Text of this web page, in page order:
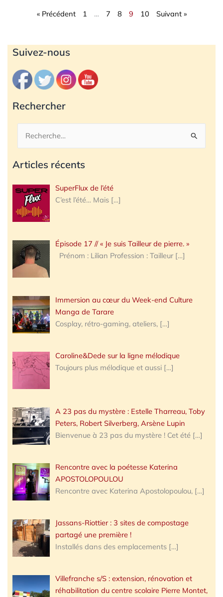
« Précédent 1 … 7 8 9 10 Suivant »
Suivez-nous
Rechercher
Rechercher :
Articles récents
SuperFlux de l’été
C’est l’été… Mais […]
Épisode 17 // « Je suis Tailleur de pierre. »
Prénom : Lilian Profession : Tailleur […]
Immersion au cœur du Week-end Culture
Manga de Tarare
Cosplay, rétro-gaming, ateliers, […]
Caroline&Dede sur la ligne mélodique
Toujours plus mélodique et aussi […]
A 23 pas du mystère : Estelle Tharreau, Toby
Peters, Robert Silverberg, Arsène Lupin
Bienvenue à 23 pas du mystère ! Cet été […]
Rencontre avec la poétesse Katerina
APOSTOLOPOULOU
Rencontre avec Katerina Apostolopoulou, […]
Jassans-Riottier : 3 sites de compostage
partagé une première !
Installés dans des emplacements […]
Villefranche s/S : extension, rénovation et
réhabilitation du centre scolaire Pierre Montet,
Archives